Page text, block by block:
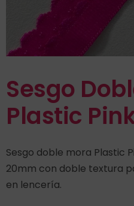
Sesgo
Plastic
Sesgo doble mora Plastic
20mm con doble textura
en lencería.